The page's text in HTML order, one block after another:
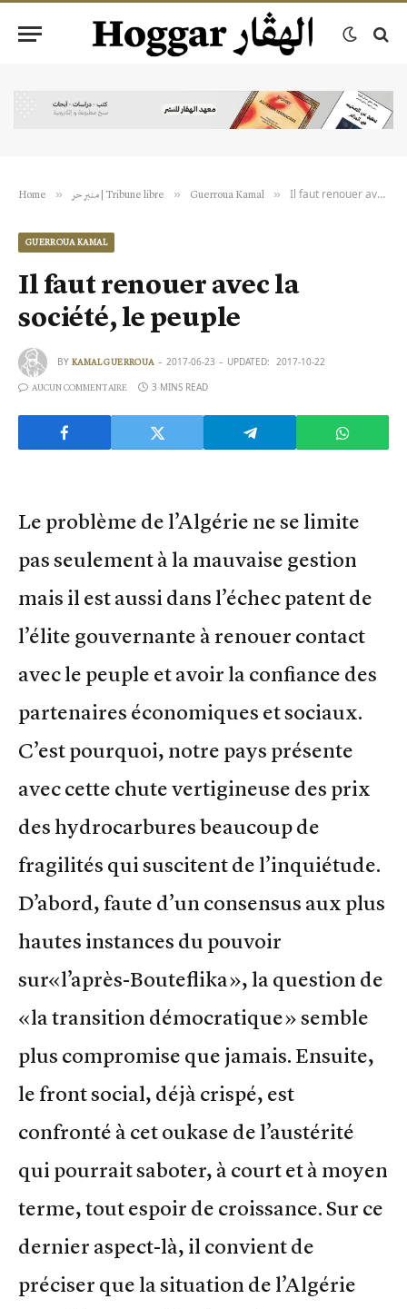
Home » منبر حر | Tribune libre » Guerroua Kamal » Il faut renouer avec la société, le peuple
GUERROUA KAMAL
Il faut renouer avec la
société, le peuple
BY KAMAL GUERROUA 2017-06-23 UPDATED: 2017-10-22
AUCUN COMMENTAIRE 3 MINS READ
Le problème de l’Algérie ne se limite
pas seulement à la mauvaise gestion
mais il est aussi dans l’échec patent de
l’élite gouvernante à renouer contact
avec le peuple et avoir la confiance des
partenaires économiques et sociaux.
C’est pourquoi, notre pays présente
avec cette chute vertigineuse des prix
des hydrocarbures beaucoup de
fragilités qui suscitent de l’inquiétude.
D’abord, faute d’un consensus aux plus
hautes instances du pouvoir
sur«l’après-Bouteflika», la question de
«la transition démocratique» semble
plus compromise que jamais. Ensuite,
le front social, déjà crispé, est
confronté à cet oukase de l’austérité
qui pourrait saboter, à court et à moyen
terme, tout espoir de croissance. Sur ce
dernier aspect-là, il convient de
préciser que la situation de l’Algérie